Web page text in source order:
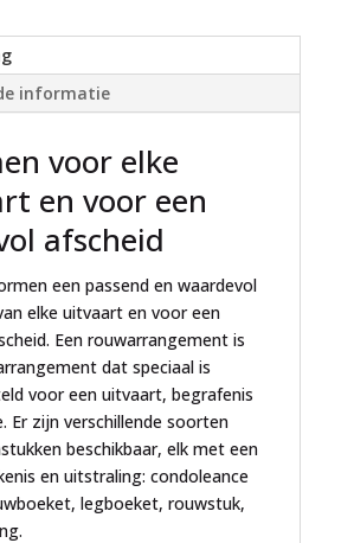
informatie
voor elke
en voor een
afscheid
een passend en waardevol
elke uitvaart en voor een
Een rouwarrangement is
dat speciaal is
voor een uitvaart, begrafenis
Er zijn verschillende soorten
beschikbaar, elk met een
en uitstraling: condoleance
legboeket, rouwstuk,